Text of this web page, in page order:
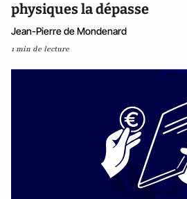
physiques la dépasse
Jean-Pierre de Mondenard
1 min de lecture